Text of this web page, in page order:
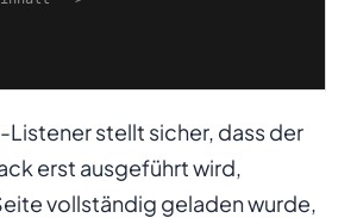
stellt sicher, dass der
erst ausgeführt wird,
vollständig geladen wurde,